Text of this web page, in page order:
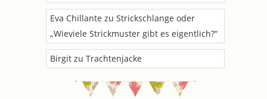
Eva Chillante zu Strickschlange oder
„Wieviele Strickmuster gibt es eigentlich?“
Birgit zu Trachtenjacke